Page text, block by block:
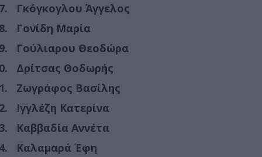
Γκόγκογλου Άγγελος
Γονίδη Μαρία
Γούλιαρου Θεοδώρα
Δρίτσας Θοδωρής
Ζωγράφος Βασίλης
Ιγγλέζη Κατερίνα
Καββαδία Αννέτα
Καλαμαρά Έφη